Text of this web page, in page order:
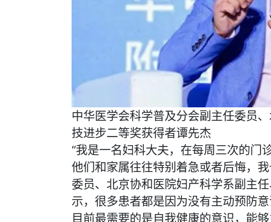
中华医学会科学普及分会副主任委员
技进步二等奖获得者谭先杰
“我是一名妇科大夫，在每周三次的门
他们和家属往往特别着急或者后悔，
委员、北京协和医院妇产科学系副主
示，很多患者都是因为没有主动预防
目前最需要的是自我健康的意识，能